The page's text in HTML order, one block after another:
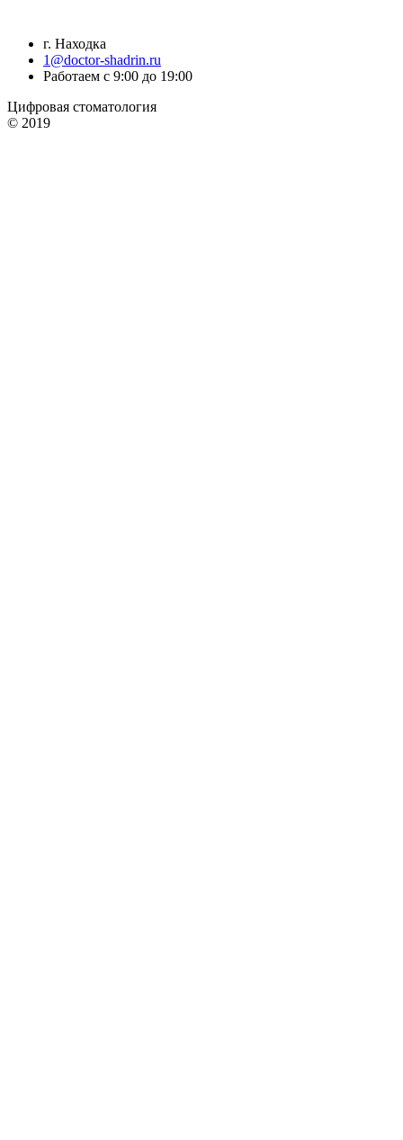
г. Находка
1@doctor-shadrin.ru
Работаем с 9:00 до 19:00
Цифровая стоматология
© 2019